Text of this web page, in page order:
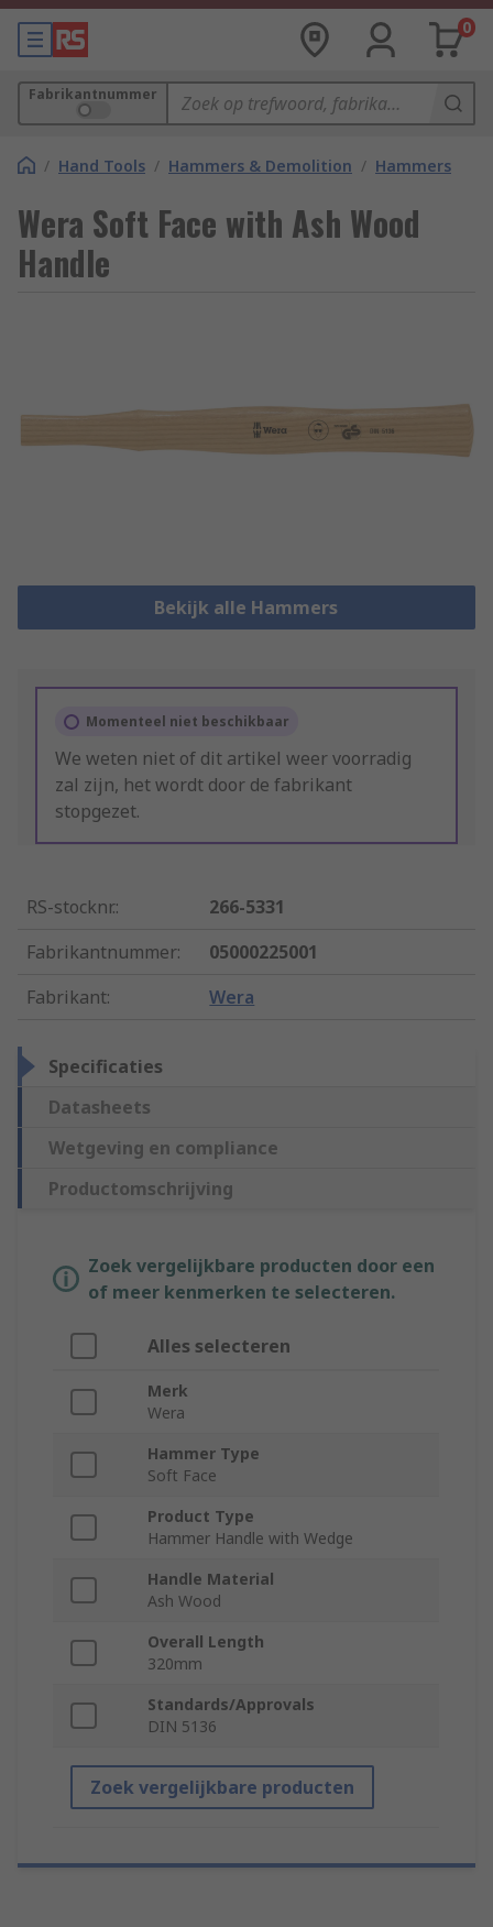
0
Fabrikantnummer
/ Hand Tools / Hammers & Demolition / Hammers
Wera Soft Face with Ash Wood
Handle
Bekijk alle Hammers
Momenteel niet beschikbaar
We weten niet of dit artikel weer voorradig
zal zijn, het wordt door de fabrikant
stopgezet.
RS-stocknr.:
266-5331
Fabrikantnummer:
05000225001
Fabrikant: Wera
Specificaties
Datasheets
Wetgeving en compliance
Productomschrijving
Zoek vergelijkbare producten door een
of meer kenmerken te selecteren.
Alles selecteren
Merk
Wera
Hammer Type
Soft Face
Product Type
Hammer Handle with Wedge
Handle Material
Ash Wood
Overall Length
320mm
Standards/Approvals
DIN 5136
Zoek vergelijkbare producten